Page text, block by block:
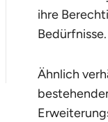
ihre
Bedürfnisse.
Ähnlich